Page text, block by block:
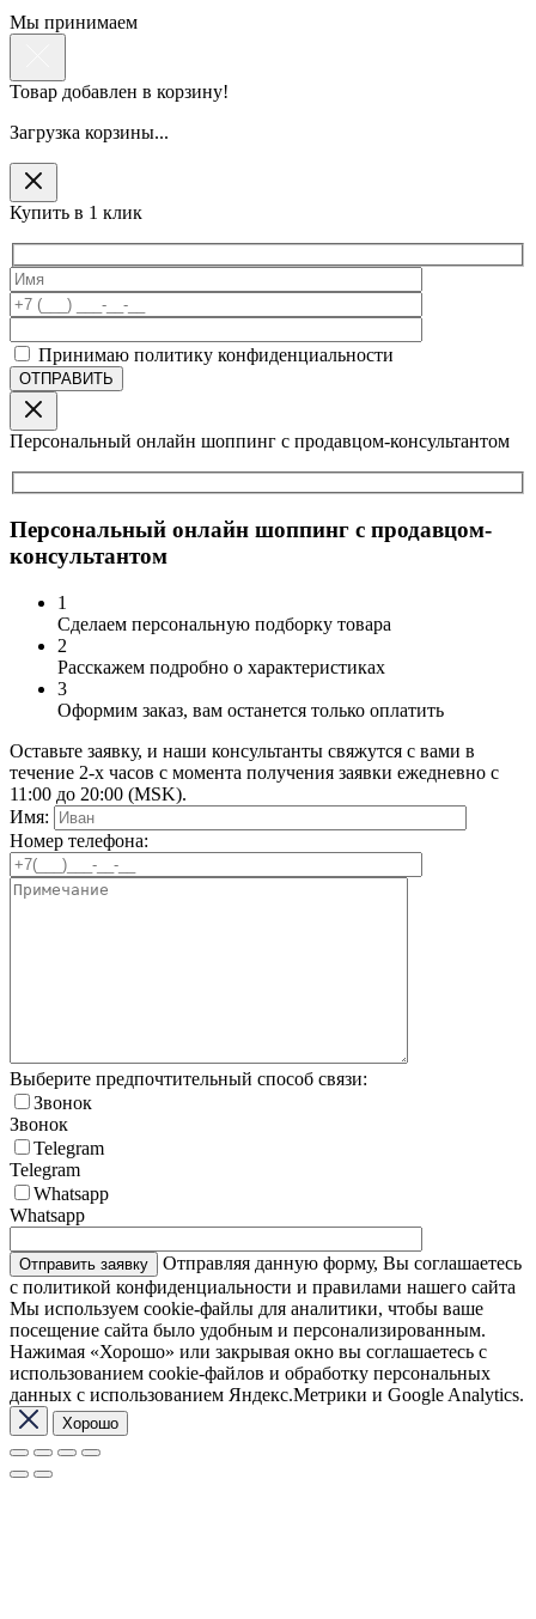
Мы принимаем
Товар добавлен в корзину!
Загрузка корзины...
Купить в 1 клик
Принимаю политику конфиденциальности
Персональный онлайн шоппинг с продавцом-консультантом
Персональный онлайн шоппинг с продавцом-
консультантом
1
Сделаем персональную подборку товара
2
Расскажем подробно о характеристиках
3
Оформим заказ, вам останется только оплатить
Оставьте заявку, и наши консультанты свяжутся с вами в
течение 2-х часов с момента получения заявки ежедневно с
11:00 до 20:00 (MSK).
Имя:
Номер телефона:
Выберите предпочтительный способ связи:
Звонок
Звонок
Telegram
Telegram
Whatsapp
Whatsapp
Отправляя данную форму, Вы соглашаетесь
с политикой конфиденциальности и правилами нашего сайта
Мы используем cookie-файлы для аналитики, чтобы ваше
посещение сайта было удобным и персонализированным.
Нажимая «Хорошо» или закрывая окно вы соглашаетесь с
использованием cookie-файлов и обработку персональных
данных с использованием Яндекс.Метрики и Google Analytics.
Хорошо